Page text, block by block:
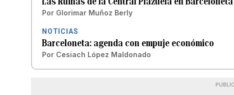
Por Glorimar Muñoz Berly
NOTICIAS
Barceloneta: agenda con empuje económico
Por Cesiach López Maldonado